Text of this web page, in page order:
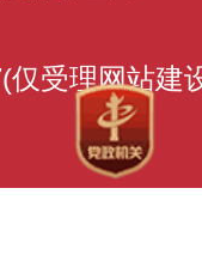
仅受理网站建